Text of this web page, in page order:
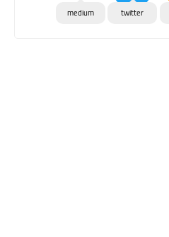
twitter
medium